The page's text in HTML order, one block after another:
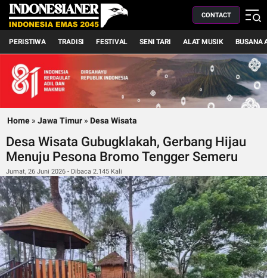
CONTACT
PERISTIWA TRADISI FESTIVAL SENI TARI ALAT MUSIK BUSANA
Home » Jawa Timur » Desa Wisata
Desa Wisata Gubugklakah, Gerbang Hijau
Menuju Pesona Bromo Tengger Semeru
Jumat, 26 Juni 2026 - Dibaca 2.145 Kali